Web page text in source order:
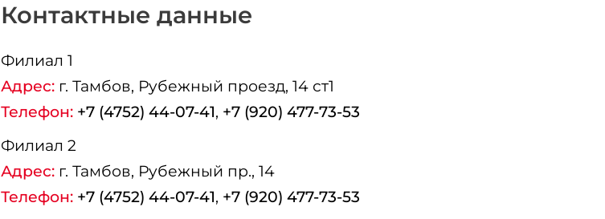
Контактные данные
Филиал 1
Адрес:г. Тамбов, Рубежный проезд, 14 ст1
Телефон: +7 (4752) 44-07-41, +7 (920) 477-73-53
Филиал 2
Адрес:г. Тамбов, Рубежный пр., 14
Телефон: +7 (4752) 44-07-41, +7 (920) 477-73-53